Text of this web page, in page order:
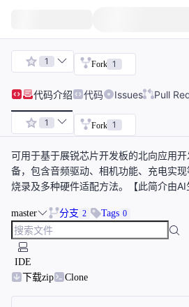
1 Fork 1
代码介绍 代码 Issues Pull
1 Fork 1
可用于基于展锐芯片开发板的北向应用
备，包含音频驱动、相机功能、充电实现
烧录及多种硬件适配方法。【此简介由AI
master 分支 2 Tags 0
IDE
下载zip
Clone